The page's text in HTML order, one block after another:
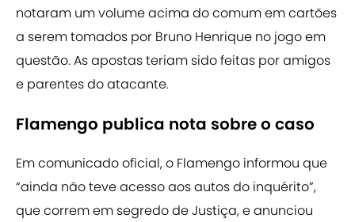
notaram um volume acima do comum em cartões
a serem tomados por Bruno Henrique no jogo em
questão. As apostas teriam sido feitas por amigos
e parentes do atacante.
Flamengo publica nota sobre o caso
Em comunicado oficial, o Flamengo informou que
“ainda não teve acesso aos autos do inquérito”,
que correm em segredo de Justiça, e anunciou